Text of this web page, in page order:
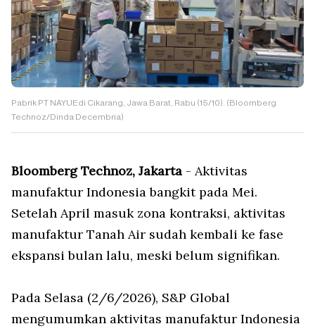
Pabrik PT NAYUEdi Cikarang, Jawa Barat, Rabu (15/10). (Bloomberg
Technoz/Dinda Decembria)
Bloomberg Technoz, Jakarta - Aktivitas
manufaktur Indonesia bangkit pada Mei.
Setelah April masuk zona kontraksi, aktivitas
manufaktur Tanah Air sudah kembali ke fase
ekspansi bulan lalu, meski belum signifikan.
Pada Selasa (2/6/2026), S&P Global
mengumumkan aktivitas manufaktur Indonesia